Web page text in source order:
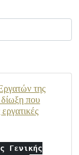
της
που
Γενικής